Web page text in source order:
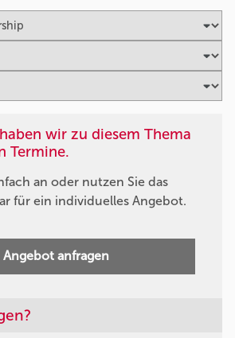
wir zu diesem Thema
Termine.
an oder nutzen Sie das
für ein individuelles Angebot.
Angebot anfragen